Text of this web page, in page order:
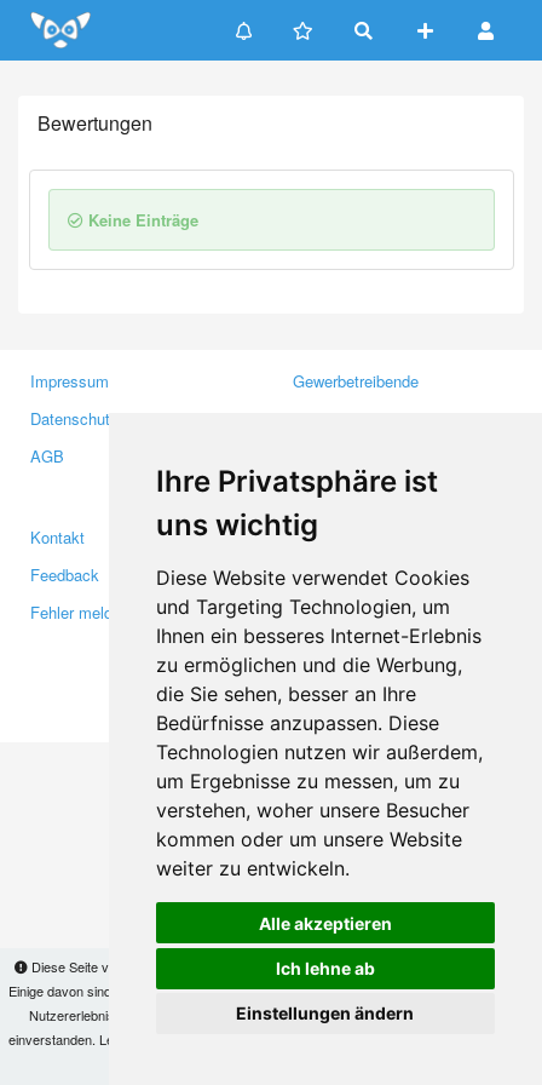
Ihre Privatsphäre ist
uns wichtig
Diese Website verwendet Cookies
und Targeting Technologien, um
Ihnen ein besseres Internet-Erlebnis
zu ermöglichen und die Werbung,
die Sie sehen, besser an Ihre
Bedürfnisse anzupassen. Diese
Technologien nutzen wir außerdem,
um Ergebnisse zu messen, um zu
verstehen, woher unsere Besucher
kommen oder um unsere Website
weiter zu entwickeln.
Alle akzeptieren
Ich lehne ab
Einstellungen ändern
Update cookies preferences
Diese Seite verwendet Cookies, um Informationen auf Ihrem Computer zu speichern.
Einige davon sind notwendig, damit unsere Seite funktioniert, andere helfen uns dabei, das
Nutzererlebnis zu verbessern. Mit der Nutzung dieser Seite erklären Sie sich damit
einverstanden. Lesen Sie unsere
Bewertungen
Keine Einträge
Impressum
Datenschutzerklärung
AGB
Gewerbetreibende
Medien
Kontakt
Feedback
Fehler melden
Facebook
Twitter
YouTube
Google+
Makis© Copyright 2026